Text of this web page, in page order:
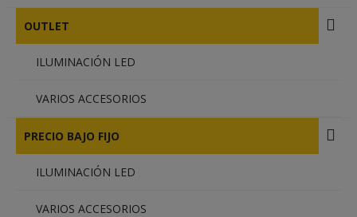
OUTLET
ILUMINACIÓN LED
VARIOS ACCESORIOS
PRECIO BAJO FIJO
ILUMINACIÓN LED
VARIOS ACCESORIOS